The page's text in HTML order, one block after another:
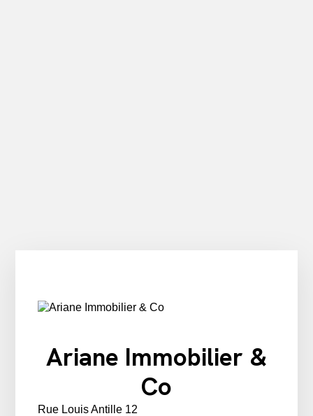
Ariane Immobilier &
Co
Rue Louis Antille 12